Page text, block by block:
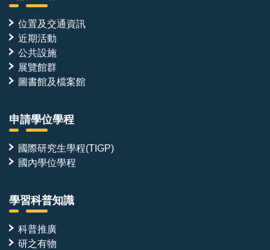
位置及交通資訊
近期活動
公共設施
展覽館群
圖書館及檔案館
申請學位學程
國際研究生學程(TIGP)
國內學位學程
學習科普知識
科普推廣
研之有物